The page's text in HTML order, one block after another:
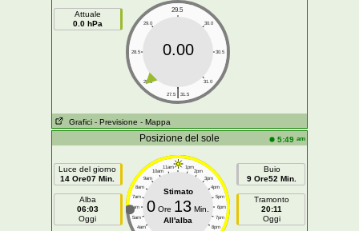
Attuale
0.0 hPa
29.5
29.0 30.0
28.5 30.5
28.0 31.0
|
27.5 31.5
0.00
Grafici - Previsione - Mappa
Posizione del sole 5:49 am
Luce del giorno
14 Ore07 Min.
Alba
06:03
Oggi
11am 1pm
10am 2pm
9am 3pm
8am 4pm
7am 5pm
6am 6pm
5am 7pm
4am 8pm
Stimato
0 Ore 13 Min.
All'alba
Buio
9 Ore52 Min.
Tramonto
20:11
Oggi